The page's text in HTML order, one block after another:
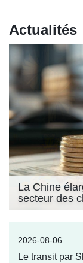
Actualités
La Chine
secteur des
2026-08-06
Le transit par